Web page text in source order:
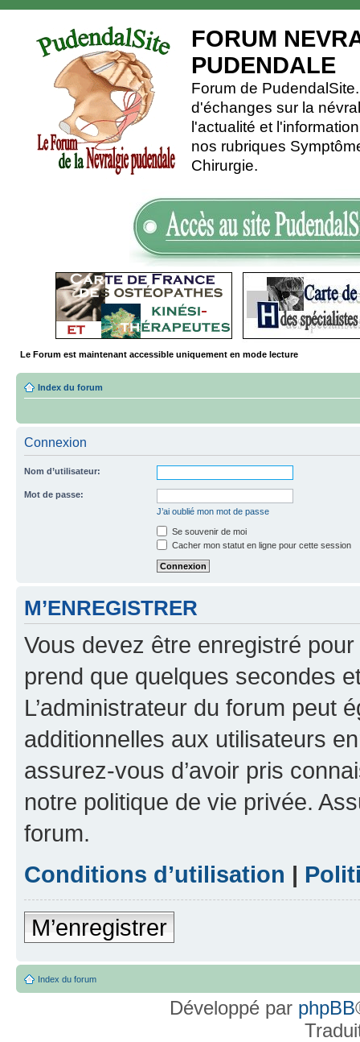
FORUM
PUDENDALE
Forum de
d'échanges sur la
l'actualité et
nos rubriques
Chirurgie.
Le Forum est maintenant accessible uniquement en mode lecture
Index du forum
Connexion
Nom d’utilisateur:
Mot de passe:
J’ai oublié mon mot de passe
Se souvenir de moi
Cacher mon statut en ligne pour cette session
M’ENREGISTRER
Vous devez être enregistré
prend que quelques secondes
L’administrateur du forum peut
additionnelles aux utilisateurs
assurez-vous d’avoir pris
notre politique de vie privée.
forum.
Conditions d’utilisation |
M’enregistrer
Index du forum
Développé par phpBB